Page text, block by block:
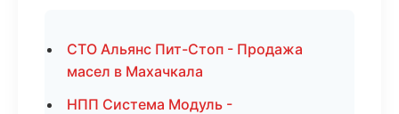
СТО Альянс Пит-Стоп - Продажа
масел в Махачкала
НПП Система Модуль -